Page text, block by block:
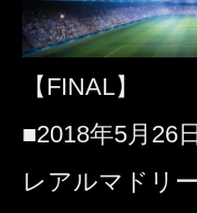
【FINAL】
■2018年5月26
レアルマドリ